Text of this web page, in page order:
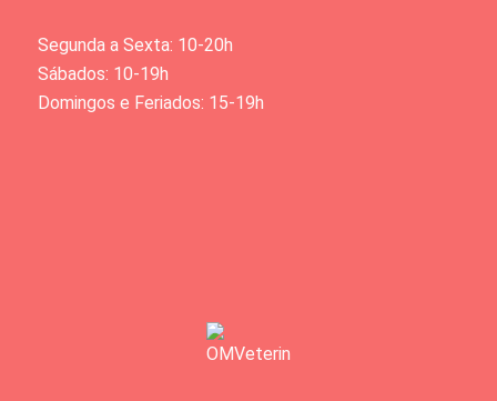
Segunda a Sexta: 10-20h
Sábados: 10-19h
Domingos e Feriados: 15-19h